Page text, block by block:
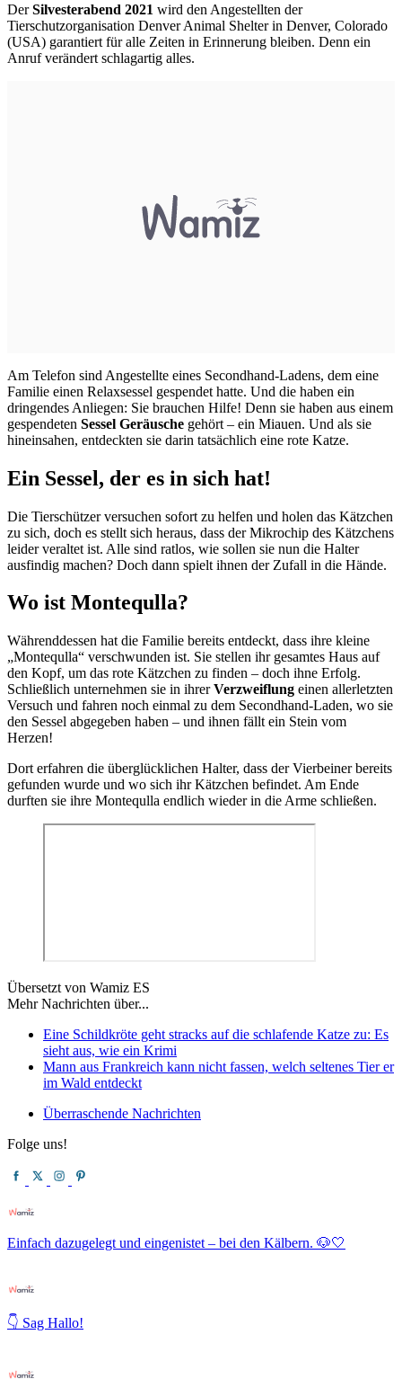
DerSilvesterabend 2021 wird den Angestellten der
Tierschutzorganisation Denver Animal Shelter in Denver, Colorado
(USA) garantiert für alle Zeiten in Erinnerung bleiben. Denn ein
Anruf verändert schlagartig alles.
Am Telefon sind Angestellte eines Secondhand-Ladens, dem eine
Familie einen Relaxsessel gespendet hatte. Und die haben ein
dringendes Anliegen: Sie brauchen Hilfe! Denn sie haben aus einem
gespendeten Sessel Geräusche gehört – ein Miauen. Und als sie
hineinsahen, entdeckten sie darin tatsächlich eine rote Katze.
Ein Sessel, der es in sich hat!
Die Tierschützer versuchen sofort zu helfen und holen das Kätzchen
zu sich, doch es stellt sich heraus, dass der Mikrochip des Kätzchens
leider veraltet ist. Alle sind ratlos, wie sollen sie nun die Halter
ausfindig machen? Doch dann spielt ihnen der Zufall in die Hände.
Wo ist Montequlla?
Währenddessen hat die Familie bereits entdeckt, dass ihre kleine
„Montequlla“ verschwunden ist. Sie stellen ihr gesamtes Haus auf
den Kopf, um das rote Kätzchen zu finden – doch ihne Erfolg.
Schließlich unternehmen sie in ihrerVerzweiflung einen allerletzten
Versuch und fahren noch einmal zu dem Secondhand-Laden, wo sie
den Sessel abgegeben haben – und ihnen fällt ein Stein vom
Herzen!
Dort erfahren die überglücklichen Halter, dass der Vierbeiner bereits
gefunden wurde und wo sich ihr Kätzchen befindet. Am Ende
durften sie ihre Montequlla endlich wieder in die Arme schließen.
Übersetzt von Wamiz ES
Mehr Nachrichten über...
Eine Schildkröte geht stracks auf die schlafende Katze zu: Es
sieht aus, wie ein Krimi
Mann aus Frankreich kann nicht fassen, welch seltenes Tier er
im Wald entdeckt
Überraschende Nachrichten
Folge uns!
Einfach dazugelegt und eingenistet – bei den Kälbern. 🐶🤍
👇 Sag Hallo!